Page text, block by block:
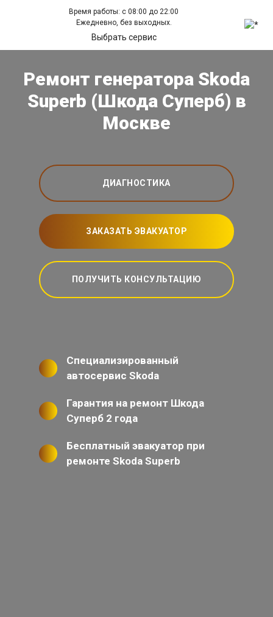
Время работы: с 08:00 до 22:00
Ежедневно, без выходных.
Выбрать сервис
Ремонт генератора Skoda
Superb (Шкода Суперб) в
Москве
ДИАГНОСТИКА
ЗАКАЗАТЬ ЭВАКУАТОР
ПОЛУЧИТЬ КОНСУЛЬТАЦИЮ
Специализированный
автосервис Skoda
Гарантия на ремонт Шкода
Суперб 2 года
Бесплатный эвакуатор при
ремонте Skoda Superb